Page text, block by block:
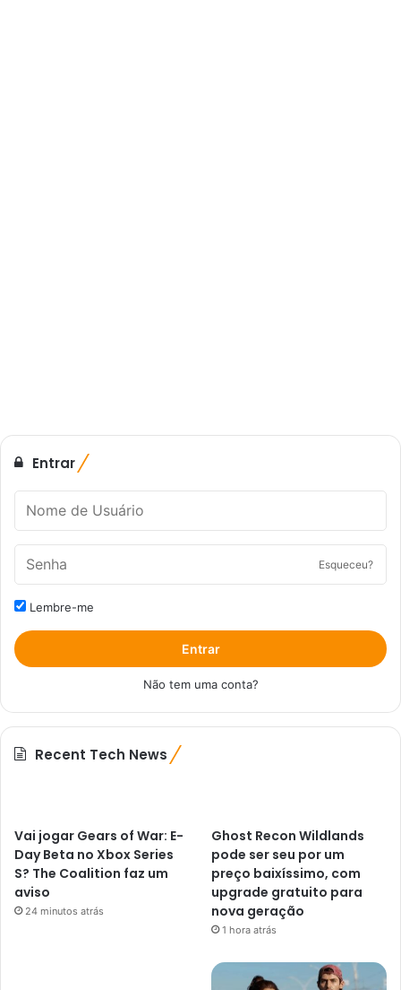
Entrar
Esqueceu?
Lembre-me
Entrar
Não tem uma conta?
Recent Tech News
Vai jogar Gears of War: E-
Day Beta no Xbox Series
S? The Coalition faz um
aviso
24 minutos atrás
Ghost Recon Wildlands
pode ser seu por um
preço baixíssimo, com
upgrade gratuito para
nova geração
1 hora atrás